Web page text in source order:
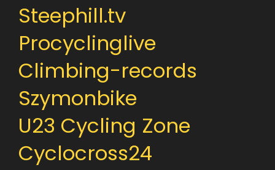
Steephill.tv
Procyclinglive
Climbing-records
Szymonbike
U23 Cycling Zone
Cyclocross24